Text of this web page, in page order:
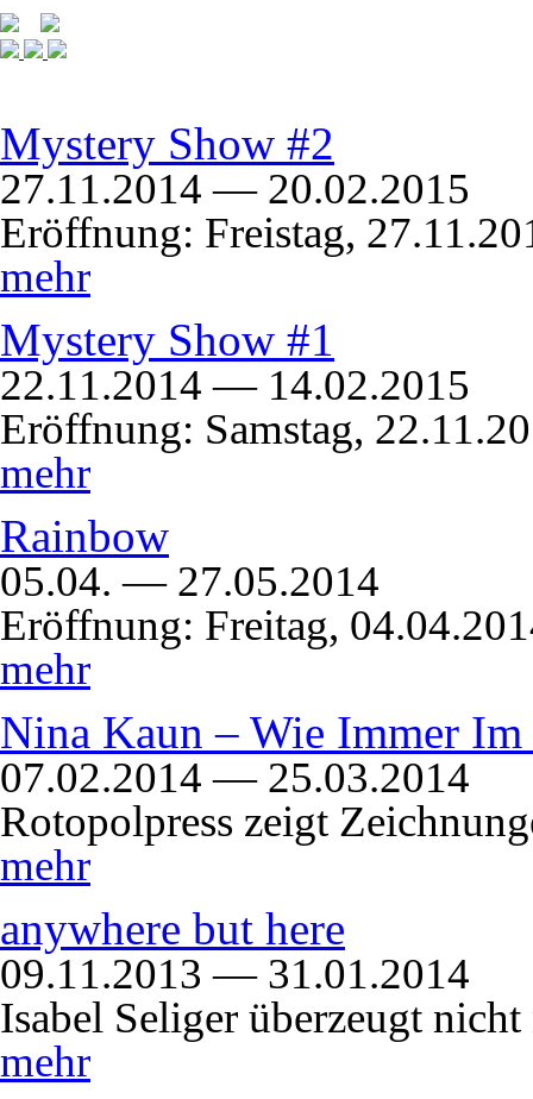
Mystery Show #2
27.11.2014 — 20.02.2015
Eröffnung: Freistag,
mehr
Mystery Show #1
22.11.2014 — 14.02.2015
Eröffnung: Samstag,
mehr
Rainbow
05.04. — 27.05.2014
Eröffnung: Freitag,
mehr
Nina Kaun – Wie Immer
07.02.2014 — 25.03.2014
Rotopolpress zeigt
mehr
anywhere but here
09.11.2013 — 31.01.2014
Isabel Seliger überzeugt
mehr